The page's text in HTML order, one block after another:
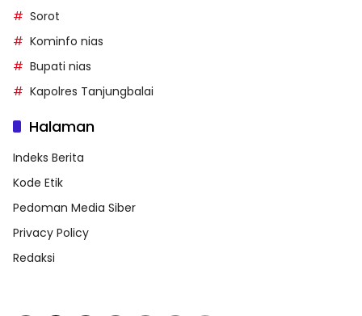
Sorot
Kominfo nias
Bupati nias
Kapolres Tanjungbalai
Halaman
Indeks Berita
Kode Etik
Pedoman Media Siber
Privacy Policy
Redaksi